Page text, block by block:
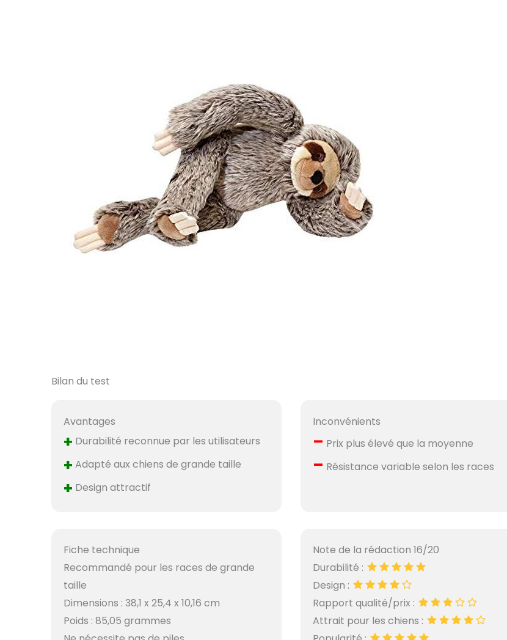
Bilan du test
Avantages
+ Durabilité reconnue par les utilisateurs
+ Adapté aux chiens de grande taille
+ Design attractif
Inconvénients
– Prix plus élevé que la moyenne
– Résistance variable selon les races
Fiche technique
Recommandé pour les races de grande
taille
Dimensions : 38,1 x 25,4 x 10,16 cm
Poids : 85,05 grammes
Note de la rédaction 16/20
Durabilité :
Design :
Rapport qualité/prix :
Attrait pour les chiens :